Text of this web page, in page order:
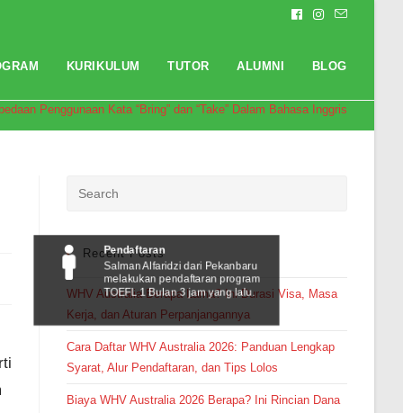
KURIKULUM TUTOR ALUMNI BLOG
Penggunaan Kata “Bring” dan “Take” Dalam Bahasa Inggris
Recent Posts
WHV Australia Berapa Lama? Ini Durasi Visa, Masa
Kerja, dan Aturan Perpanjangannya
Cara Daftar WHV Australia 2026: Panduan Lengkap
Syarat, Alur Pendaftaran, dan Tips Lolos
Biaya WHV Australia 2026 Berapa? Ini Rincian Dana
Pendaftaran
Salman Alfaridzi dari Pekanbaru
melakukan pendaftaran program
TOEFL 1 Bulan 3 jam yang lalu.